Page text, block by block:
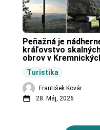
Turistika
Peňažná je
kráľovstvo
obrov v
František Kovár
28. Máj, 2026